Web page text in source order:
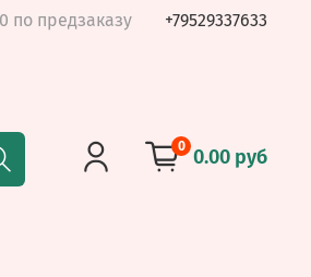
по предзаказу +79529337633
0 0.00 руб